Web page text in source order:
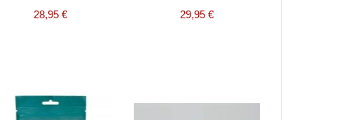
28,95 € 29,95 €